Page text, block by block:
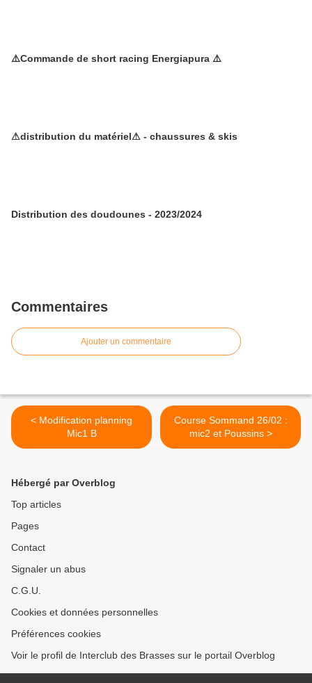
⚠️Commande de short racing Energiapura ⚠️
⚠distribution du matériel⚠ - chaussures & skis
Distribution des doudounes - 2023/2024
Commentaires
Ajouter un commentaire
< Modification planning
Mic1 B
Course Sommand 26/02 :
mic2 et Poussins >
Hébergé par Overblog
Top articles
Pages
Contact
Signaler un abus
C.G.U.
Cookies et données personnelles
Préférences cookies
Voir le profil de Interclub des Brasses sur le portail Overblog